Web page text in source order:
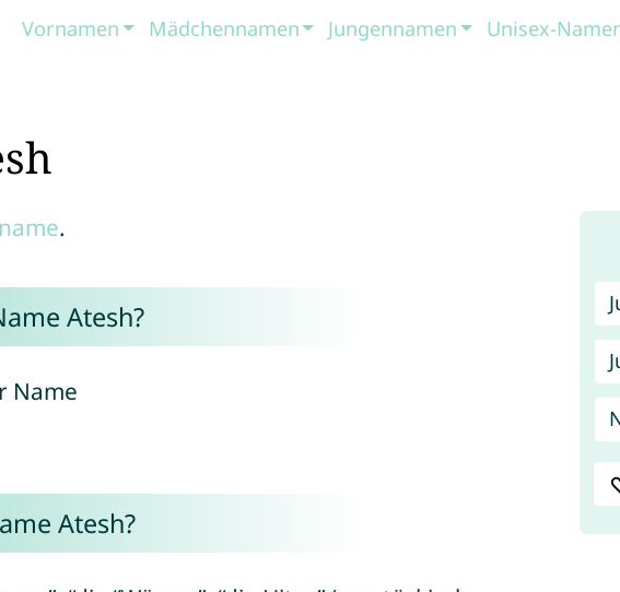
Vornamen Mädchennamen Jungennamen Unisex-
.
Atesh?
Name
Atesh?